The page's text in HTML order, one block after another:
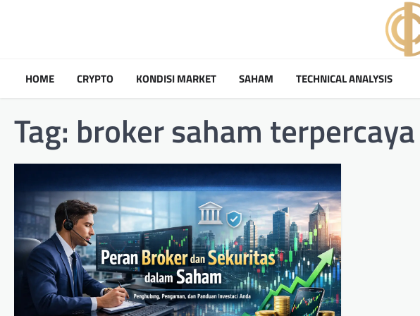
HOME CRYPTO KONDISI MARKET SAHAM TECHNICAL ANALYSIS
Tag: broker saham terpercaya